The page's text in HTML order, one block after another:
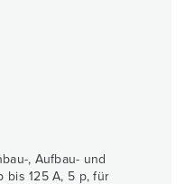
, Aufbau- und
bis 125 A, 5 p, für